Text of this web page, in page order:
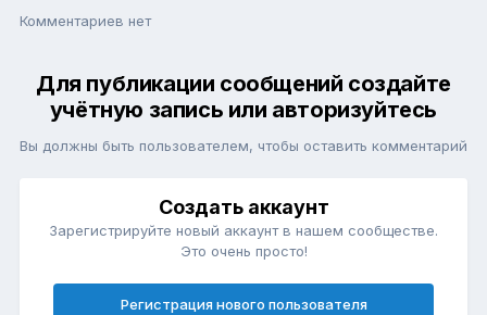
Комментариев нет
Для публикации сообщений создайте
учётную запись или авторизуйтесь
Вы должны быть пользователем, чтобы оставить комментарий
Создать аккаунт
Зарегистрируйте новый аккаунт в нашем сообществе.
Это очень просто!
Регистрация нового пользователя